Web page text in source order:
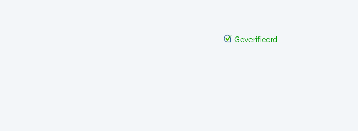
Geverifieerd